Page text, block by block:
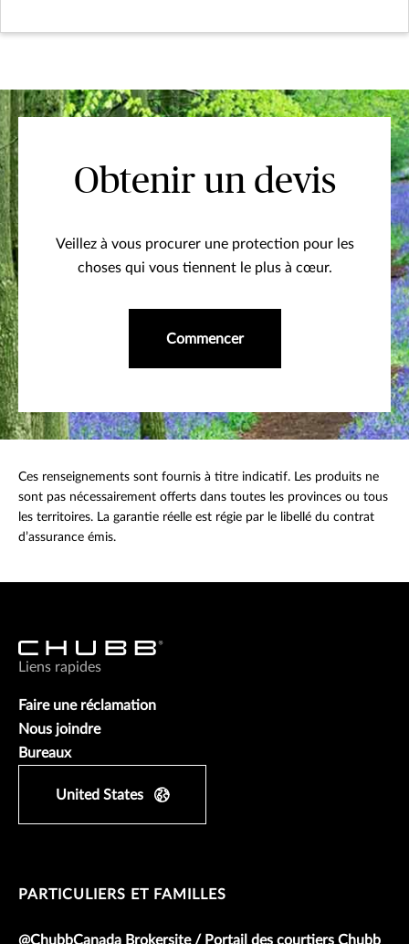
Obtenir un devis
Veillez à vous procurer une protection pour les
choses qui vous tiennent le plus à cœur.
Commencer
Ces renseignements sont fournis à titre indicatif. Les produits ne
sont pas nécessairement offerts dans toutes les provinces ou tous
les territoires. La garantie réelle est régie par le libellé du contrat
d’assurance émis.
Liens rapides
Faire une réclamation
Nous joindre
Bureaux
United States
PARTICULIERS ET FAMILLES
@ChubbCanada Brokersite / Portail des courtiers Chubb